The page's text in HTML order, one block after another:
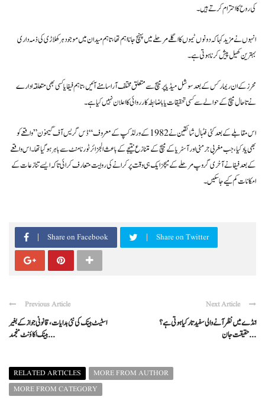
کی روح کا احترام کرتے ہیں۔
انہوں نے مزید کہا کہ دونوں ٹیموں کا اگلے مرحلے میں پہنچ جانا اہم تھا، تاہم میدان میں موجود ہر کھلاڑی کی ذمہ داری
بہترین کھیل پیش کرنا ہوتی ہے۔
محرز کے ان ریمارکس کے بعد سوشل میڈیا پر میچ سے متعلق مختلف آرا سامنے آئیں، تاہم فیفا یا کسی بھی متعلقہ ادارے
نے تاحال میچ کے حوالے سے کسی تحقیقات یا باضابطہ کارروائی کا اعلان نہیں کیا ہے۔
اس مقابلے کے بعد کئی فٹبال شائقین نے 1982 کے ورلڈ کپ کے معروف “ڈس گریس آف گیخون” واقعے کو
بھی یاد کیا، جب مغربی جرمنی اور آسٹریا کے میچ کے متنازع نتیجے کے باعث الجزائر ٹورنامنٹ سے باہر ہو گیا تھا۔ اس واقعے
کے بعد فیفا نے آخری گروپ مرحلے کے میچز ایک ہی وقت پر کرانے کی روایت متعارف کرائی تاکہ ایسے تنازعات کے
امکانات کم کیے جا سکیں۔
Share on Facebook Share on Twitter
Previous Article
اسٹیٹ بینک کی نئی ہدایات، قانونی جواز کے بغیر
بینک اکاؤنٹ منجمد ...
Next Article
انڈے میں نظر آنے والی سفید تار کیا ہوتی ہے؟
حقیقت جان ...
RELATED ARTICLES
MORE FROM AUTHOR
MORE FROM CATEGORY